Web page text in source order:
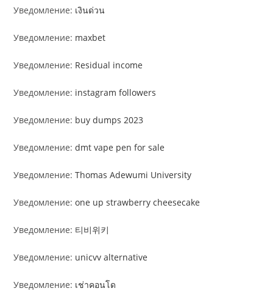
Уведомление: เงินด่วน
Уведомление: maxbet
Уведомление: Residual income
Уведомление: instagram followers
Уведомление: buy dumps 2023
Уведомление:dmt vape pen for sale
Уведомление:Thomas Adewumi University
Уведомление:one up strawberry cheesecake
Уведомление: 티비위키
Уведомление: unicvv alternative
Уведомление: เช่าคอนโด